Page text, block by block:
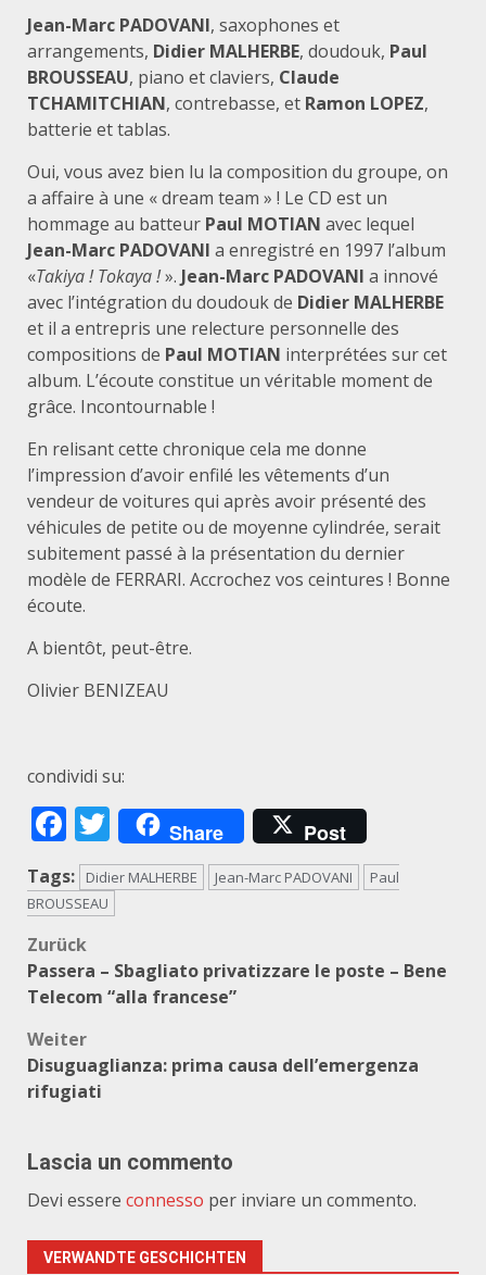
Jean-Marc PADOVANI, saxophones et
arrangements, Didier MALHERBE, doudouk, Paul
BROUSSEAU, piano et claviers, Claude
TCHAMITCHIAN, contrebasse, et Ramon LOPEZ,
batterie et tablas.
Oui, vous avez bien lu la composition du groupe, on
a affaire à une « dream team » ! Le CD est un
hommage au batteur Paul MOTIAN avec lequel
Jean-Marc PADOVANI a enregistré en 1997 l’album
«Takiya ! Tokaya !». Jean-Marc PADOVANI a innové
avec l’intégration du doudouk de Didier MALHERBE
et il a entrepris une relecture personnelle des
compositions de Paul MOTIAN interprétées sur cet
album. L’écoute constitue un véritable moment de
grâce. Incontournable !
En relisant cette chronique cela me donne
l’impression d’avoir enfilé les vêtements d’un
vendeur de voitures qui après avoir présenté des
véhicules de petite ou de moyenne cylindrée, serait
subitement passé à la présentation du dernier
modèle de FERRARI. Accrochez vos ceintures ! Bonne
écoute.
A bientôt, peut-être.
Olivier BENIZEAU
condividi su:
Facebook
Twitter
Share Post
Tags: Didier MALHERBE Jean-Marc PADOVANI
Paul
BROUSSEAU
Beitragsnavigation
Zurück
Passera – Sbagliato privatizzare le poste – Bene
Telecom “alla francese”
Weiter
Disuguaglianza: prima causa dell’emergenza
rifugiati
Lascia un commento
Devi essere connesso per inviare un commento.
VERWANDTE GESCHICHTEN